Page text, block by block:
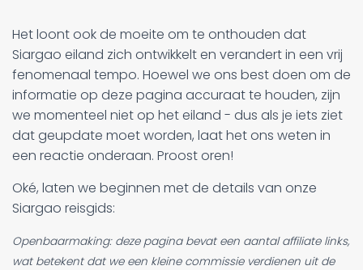
Het loont ook de moeite om te onthouden dat
Siargao eiland zich ontwikkelt en verandert in een vrij
fenomenaal tempo. Hoewel we ons best doen om de
informatie op deze pagina accuraat te houden, zijn
we momenteel niet op het eiland - dus als je iets ziet
dat geupdate moet worden, laat het ons weten in
een reactie onderaan. Proost oren!
Oké, laten we beginnen met de details van onze
Siargao reisgids:
Openbaarmaking: deze pagina bevat een aantal affiliate links,
wat betekent dat we een kleine commissie verdienen uit de